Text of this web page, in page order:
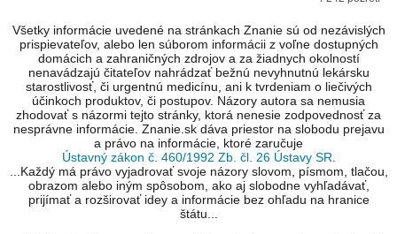
Všetky informácie uvedené na stránkach Znanie sú od nezávislých
prispievateľov, alebo len súborom informácii z voľne dostupných
domácich a zahraničných zdrojov a za žiadnych okolností
nenavádzajú čitateľov nahrádzať bežnú nevyhnutnú lekársku
starostlivosť, či urgentnú medicínu, ani k tvrdeniam o liečivých
účinkoch produktov, či postupov. Názory autora sa nemusia
zhodovať s názormi tejto stránky, ktorá nenesie zodpovednosť za
nesprávne informácie. Znanie.sk dáva priestor na slobodu prejavu
a právo na informácie, ktoré zaručuje
Ústavný zákon č. 460/1992 Zb. čl. 26 Ústavy SR
...Každý má právo vyjadrovať svoje názory slovom, písmom, tlačou,
obrazom alebo iným spôsobom, ako aj slobodne vyhľadávať,
prijímať a rozširovať idey a informácie bez ohľadu na hranice
štátu...